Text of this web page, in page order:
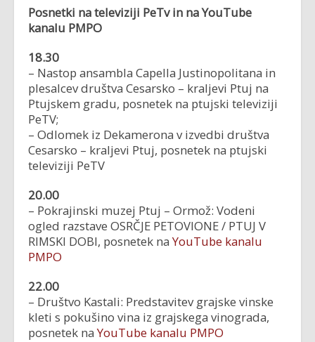
Posnetki na televiziji PeTv in na YouTube
kanalu PMPO
18.30
– Nastop ansambla Capella Justinopolitana in
plesalcev društva Cesarsko – kraljevi Ptuj na
Ptujskem gradu, posnetek na ptujski televiziji
PeTV;
– Odlomek iz Dekamerona v izvedbi društva
Cesarsko – kraljevi Ptuj, posnetek na ptujski
televiziji PeTV
20.00
– Pokrajinski muzej Ptuj – Ormož: Vodeni
ogled razstave OSRČJE PETOVIONE / PTUJ V
RIMSKI DOBI, posnetek na YouTube kanalu
PMPO
22.00
– Društvo Kastali: Predstavitev grajske vinske
kleti s pokušino vina iz grajskega vinograda,
posnetek na YouTube kanalu PMPO